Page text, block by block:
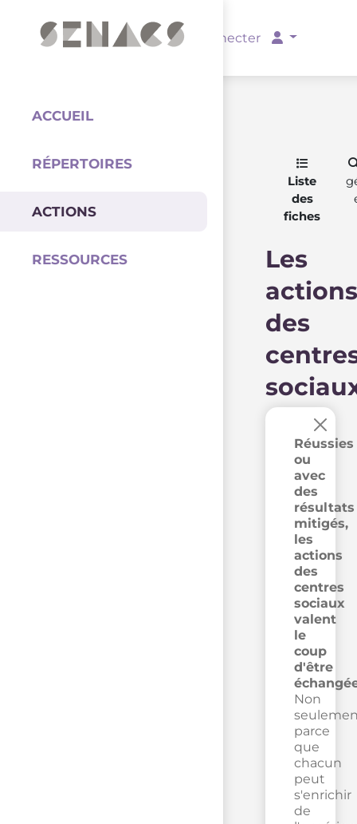
Se connecter
ACCUEIL
RÉPERTOIRES
ACTIONS
RESSOURCES
Liste
des
fiches
Les
actions
des
Réussies
ou
avec
des
résultats
mitigés,
les
actions
des
centres
sociaux
valent
le
coup
d'être
Non
parce
que
chacun
peut
s'enrichir
de
×